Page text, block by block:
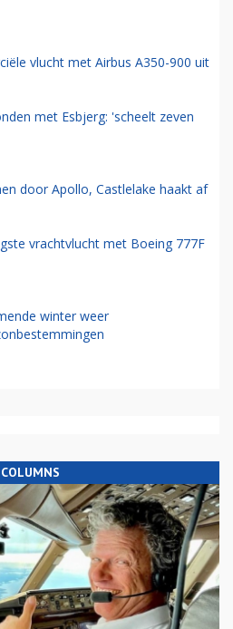
vlucht met Airbus A350-900 uit
met Esbjerg: 'scheelt zeven
door Apollo, Castlelake haakt af
vrachtvlucht met Boeing 777F
winter weer
COLUMNS